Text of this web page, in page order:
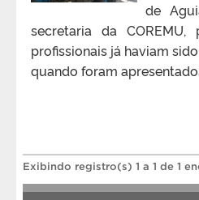
de
secretaria da
profissionais já haviam
quando foram
Exibindo registro(s) 1 a 1 de 1